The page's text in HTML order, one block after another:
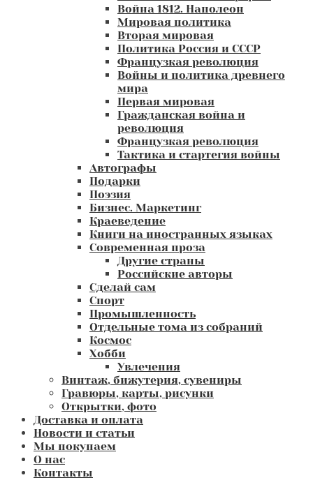
Война 1812. Наполеон
Мировая политика
Вторая мировая
Политика Россия и СССР
Французкая революция
Войны и политика древнего
мира
Первая мировая
Гражданская война и
революция
Французкая революция
Тактика и стартегия войны
Автографы
Подарки
Поэзия
Бизнес. Маркетинг
Краеведение
Книги на иностранных языках
Современная проза
Другие страны
Российские авторы
Сделай сам
Спорт
Промышленность
Отдельные тома из собраний
Космос
Хобби
Увлечения
Винтаж, бижутерия, сувениры
Гравюры, карты, рисунки
Открытки, фото
Доставка и оплата
Новости и статьи
Мы покупаем
О нас
Контакты